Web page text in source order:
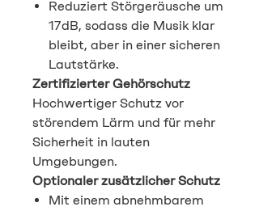
Reduziert Störgeräusche um
17dB, sodass die Musik klar
bleibt, aber in einer sicheren
Lautstärke.
Zertifizierter Gehörschutz
Hochwertiger Schutz vor
störendem Lärm und für mehr
Sicherheit in lauten
Umgebungen.
Optionaler zusätzlicher Schutz
Mit einem abnehmbarem